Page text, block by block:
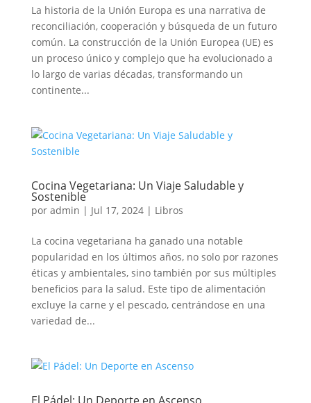
La historia de la Unión Europa es una narrativa de
reconciliación, cooperación y búsqueda de un futuro
común. La construcción de la Unión Europea (UE) es
un proceso único y complejo que ha evolucionado a
lo largo de varias décadas, transformando un
continente...
Cocina Vegetariana: Un Viaje Saludable y
Sostenible
por admin | Jul 17, 2024| Libros
La cocina vegetariana ha ganado una notable
popularidad en los últimos años, no solo por razones
éticas y ambientales, sino también por sus múltiples
beneficios para la salud. Este tipo de alimentación
excluye la carne y el pescado, centrándose en una
variedad de...